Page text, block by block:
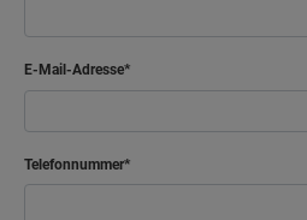
E-Mail-Adresse
Telefonnummer